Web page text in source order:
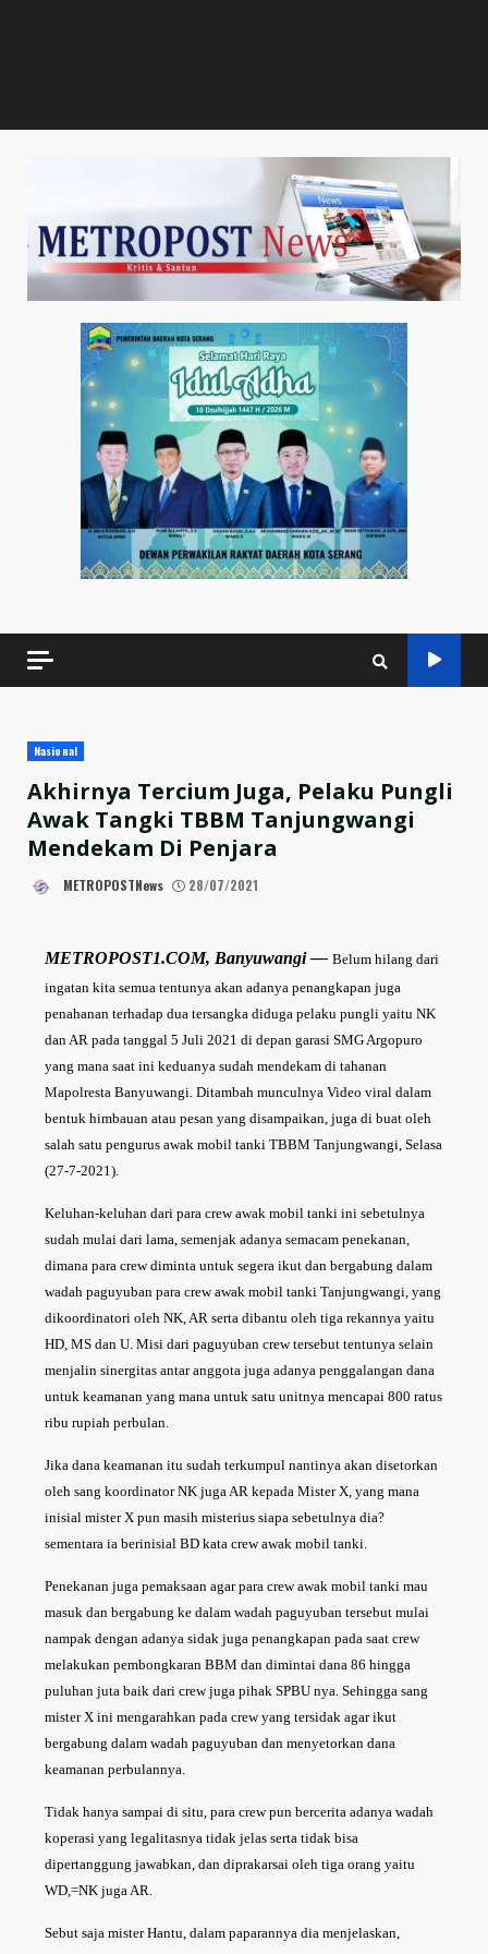
Nasional
Akhirnya Tercium Juga, Pelaku Pungli
Awak Tangki TBBM Tanjungwangi
Mendekam Di Penjara
METROPOSTNews 28/07/2021
METROPOST1.COM, Banyuwangi — Belum hilang dari
ingatan kita semua tentunya akan adanya penangkapan juga
penahanan terhadap dua tersangka diduga pelaku pungli yaitu NK
dan AR pada tanggal 5 Juli 2021 di depan garasi SMG Argopuro
yang mana saat ini keduanya sudah mendekam di tahanan
Mapolresta Banyuwangi. Ditambah munculnya Video viral dalam
bentuk himbauan atau pesan yang disampaikan, juga di buat oleh
salah satu pengurus awak mobil tanki TBBM Tanjungwangi, Selasa
(27-7-2021).
Keluhan-keluhan dari para crew awak mobil tanki ini sebetulnya
sudah mulai dari lama, semenjak adanya semacam penekanan,
dimana para crew diminta untuk segera ikut dan bergabung dalam
wadah paguyuban para crew awak mobil tanki Tanjungwangi, yang
dikoordinatori oleh NK, AR serta dibantu oleh tiga rekannya yaitu
HD, MS dan U. Misi dari paguyuban crew tersebut tentunya selain
menjalin sinergitas antar anggota juga adanya penggalangan dana
untuk keamanan yang mana untuk satu unitnya mencapai 800 ratus
ribu rupiah perbulan.
Jika dana keamanan itu sudah terkumpul nantinya akan disetorkan
oleh sang koordinator NK juga AR kepada Mister X, yang mana
inisial mister X pun masih misterius siapa sebetulnya dia?
sementara ia berinisial BD kata crew awak mobil tanki.
Penekanan juga pemaksaan agar para crew awak mobil tanki mau
masuk dan bergabung ke dalam wadah paguyuban tersebut mulai
nampak dengan adanya sidak juga penangkapan pada saat crew
melakukan pembongkaran BBM dan dimintai dana 86 hingga
puluhan juta baik dari crew juga pihak SPBU nya. Sehingga sang
mister X ini mengarahkan pada crew yang tersidak agar ikut
bergabung dalam wadah paguyuban dan menyetorkan dana
keamanan perbulannya.
Tidak hanya sampai di situ, para crew pun bercerita adanya wadah
koperasi yang legalitasnya tidak jelas serta tidak bisa
dipertanggung jawabkan, dan diprakarsai oleh tiga orang yaitu
WD,=NK juga AR.
Sebut saja mister Hantu, dalam paparannya dia menjelaskan,